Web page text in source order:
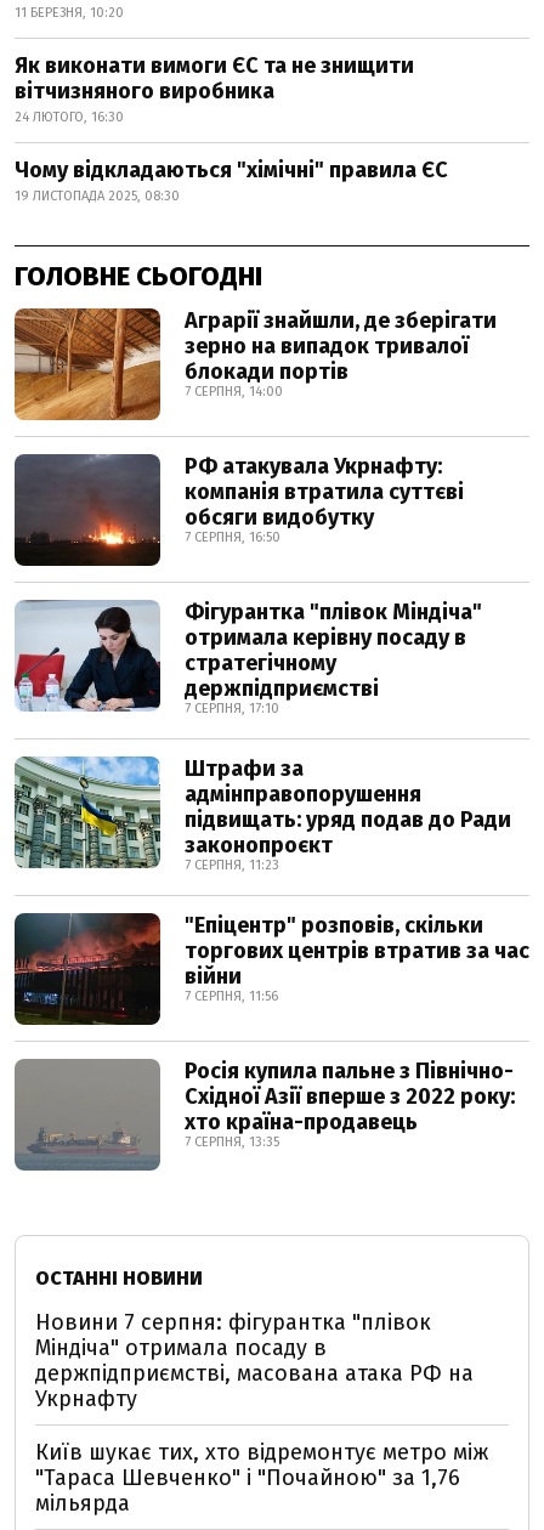
11 БЕРЕЗНЯ, 10:20
Як виконати вимоги ЄС та не знищити
вітчизняного виробника
24 ЛЮТОГО, 16:30
Чому відкладаються "хімічні" правила ЄС
19 ЛИСТОПАДА 2025, 08:30
ГОЛОВНЕ СЬОГОДНІ
Аграрії знайшли, де зберігати
зерно на випадок тривалої
блокади портів
7 СЕРПНЯ, 14:00
РФ атакувала Укрнафту:
компанія втратила суттєві
обсяги видобутку
7 СЕРПНЯ, 16:50
Фігурантка "плівок Міндіча"
отримала керівну посаду в
стратегічному
держпідприємстві
7 СЕРПНЯ, 17:10
Штрафи за
адмінправопорушення
підвищать: уряд подав до Ради
законопроєкт
7 СЕРПНЯ, 11:23
"Епіцентр" розповів, скільки
торгових центрів втратив за час
війни
7 СЕРПНЯ, 11:56
Росія купила пальне з Північно-
Східної Азії вперше з 2022 року:
хто країна-продавець
7 СЕРПНЯ, 13:35
ОСТАННІ НОВИНИ
Новини 7 серпня: фігурантка "плівок
Міндіча" отримала посаду в
держпідприємстві, масована атака РФ на
Укрнафту
Київ шукає тих, хто відремонтує метро між
"Тараса Шевченко" і "Почайною" за 1,76
мільярда